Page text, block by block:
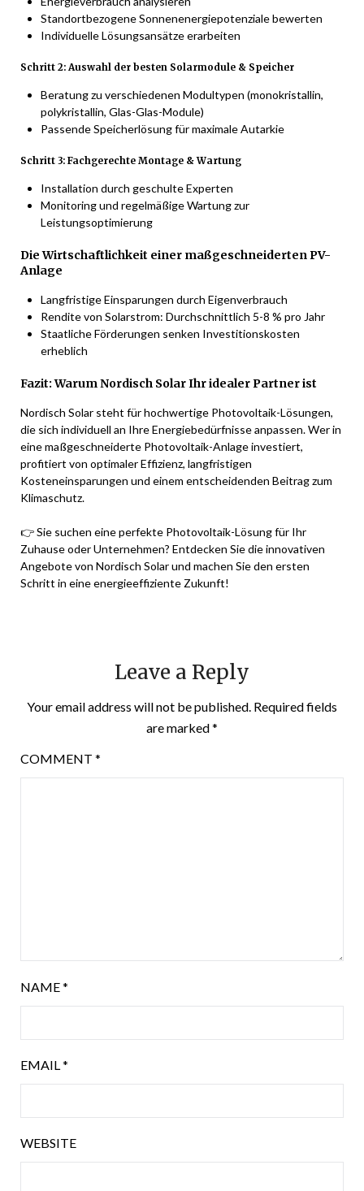
Standortbezogene Sonnenenergiepotenziale bewerten
Individuelle Lösungsansätze erarbeiten
Schritt 2: Auswahl der besten Solarmodule & Speicher
Beratung zu verschiedenen Modultypen (monokristallin,
polykristallin, Glas-Glas-Module)
Passende Speicherlösung für maximale Autarkie
Schritt 3: Fachgerechte Montage & Wartung
Installation durch geschulte Experten
Monitoring und regelmäßige Wartung zur
Leistungsoptimierung
Die Wirtschaftlichkeit einer maßgeschneiderten PV-
Anlage
Langfristige Einsparungen durch Eigenverbrauch
Rendite von Solarstrom: Durchschnittlich 5-8 % pro Jahr
Staatliche Förderungen senken Investitionskosten
erheblich
Fazit: Warum Nordisch Solar Ihr idealer Partner ist
Nordisch Solar steht für hochwertige Photovoltaik-Lösungen,
die sich individuell an Ihre Energiebedürfnisse anpassen. Wer in
eine maßgeschneiderte Photovoltaik-Anlage investiert,
profitiert von optimaler Effizienz, langfristigen
Kosteneinsparungen und einem entscheidenden Beitrag zum
Klimaschutz.
👉 Sie suchen eine perfekte Photovoltaik-Lösung für Ihr
Zuhause oder Unternehmen? Entdecken Sie die innovativen
Angebote von Nordisch Solar und machen Sie den ersten
Schritt in eine energieeffiziente Zukunft!
Leave a Reply
Your email address will not be published. Required fields
are marked*
COMMENT *
NAME*
EMAIL*
WEBSITE